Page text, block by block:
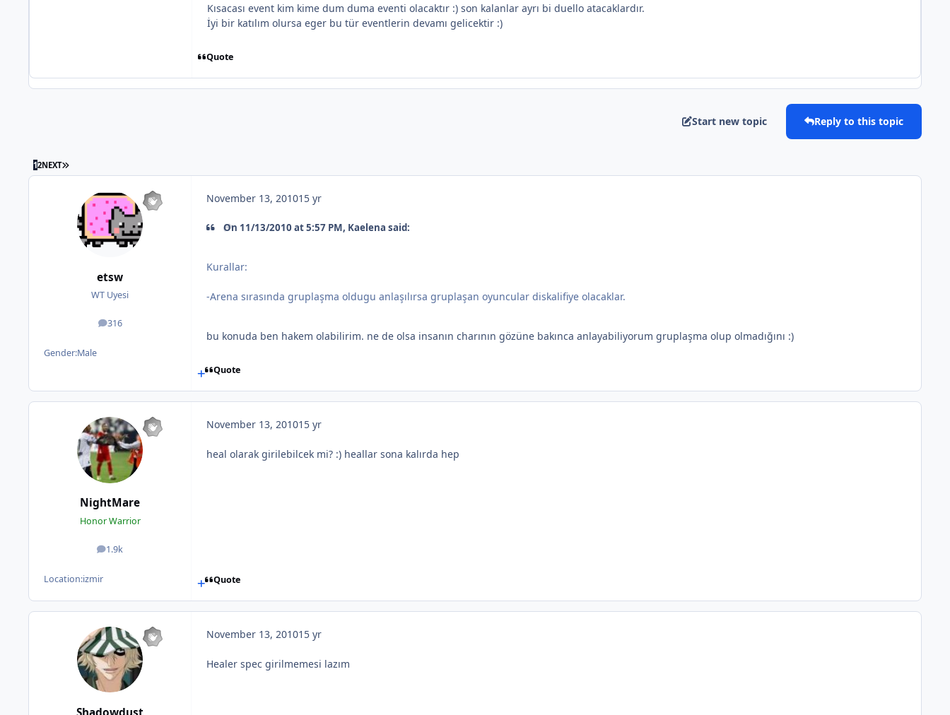
Kısacası event kim kime dum duma eventi olacaktır :) son kalanlar ayrı bi duello atacaklardır.
İyi bir katılım olursa eger bu tür eventlerin devamı gelicektir :)
Quote
Start new topic Reply to this topic
12NEXT
etsw
WT Uyesi
316
posts
Gender:Male
November 13, 201015 yr
On 11/13/2010 at 5:57 PM, Kaelena said:
Kurallar:
-Arena sırasında gruplaşma oldugu anlaşılırsa gruplaşan oyuncular diskalifiye olacaklar.
bu konuda ben hakem olabilirim. ne de olsa insanın charının gözüne bakınca anlayabiliyorum gruplaşma olup olmadığını :)
Quote
NightMare
Honor Warrior
1.9k
posts
Location:izmir
November 13, 201015 yr
heal olarak girilebilcek mi? :) heallar sona kalırda hep
Quote
November 13, 201015 yr
Healer spec girilmemesi lazım